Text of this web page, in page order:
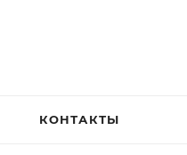
КОНТАКТЫ